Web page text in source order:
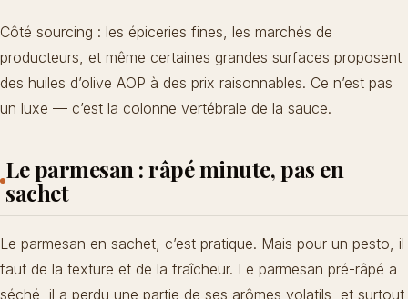
Côté sourcing : les épiceries fines, les marchés de
producteurs, et même certaines grandes surfaces proposent
des huiles d’olive AOP à des prix raisonnables. Ce n’est pas
un luxe — c’est la colonne vertébrale de la sauce.
Le parmesan : râpé minute, pas en
sachet
Le parmesan en sachet, c’est pratique. Mais pour un pesto, il
faut de la texture et de la fraîcheur. Le parmesan pré-râpé a
séché, il a perdu une partie de ses arômes volatils, et surtout